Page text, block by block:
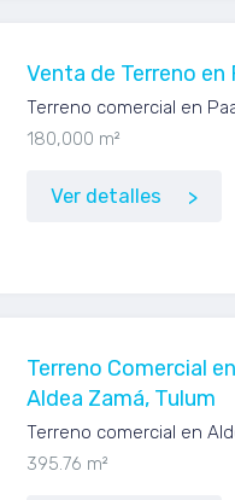
Venta de Terreno
Terreno comercial en
180,000 m²
Ver detalles
Terreno Comercial
Aldea Zamá, Tulum
Terreno comercial en
395.76 m²